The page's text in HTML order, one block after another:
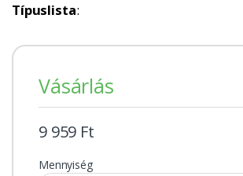
Típuslista:
Vásárlás
9 959 Ft
Mennyiség